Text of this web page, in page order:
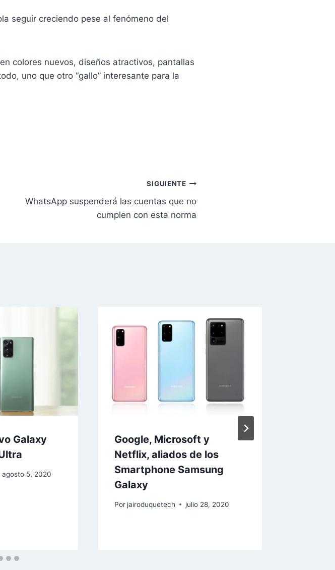
seguir creciendo pese al fenómeno del
colores nuevos, diseños atractivos, pantallas
uno que otro “gallo” interesante para la
SIGUIENTE
WhatsApp suspenderá las cuentas que no
cumplen con esta norma
Galaxy
agosto 5, 2020
Google, Microsoft y
Netflix, aliados de los
Smartphone Samsung
Galaxy
Por jairoduquetech julio 28, 2020